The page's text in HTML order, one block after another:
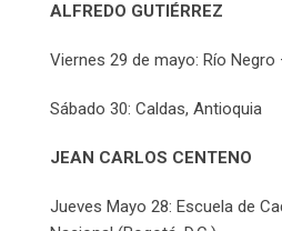
ALFREDO GUTIÉRREZ
Viernes 29 de mayo: Río
Sábado 30: Caldas, Antioquia
JEAN CARLOS CENTENO
Jueves Mayo 28: Escuela de